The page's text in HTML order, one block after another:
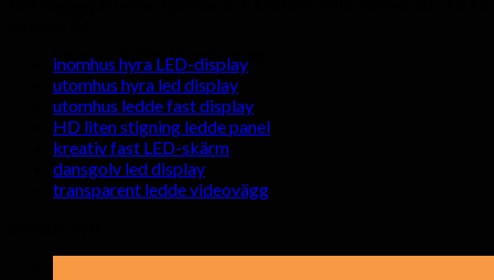
inomhus hyra LED-display
utomhus hyra led display
utomhus ledde fast display
HD liten stigning ledde panel
kreativ fast LED-skärm
dansgolv led display
transparent ledde videovägg